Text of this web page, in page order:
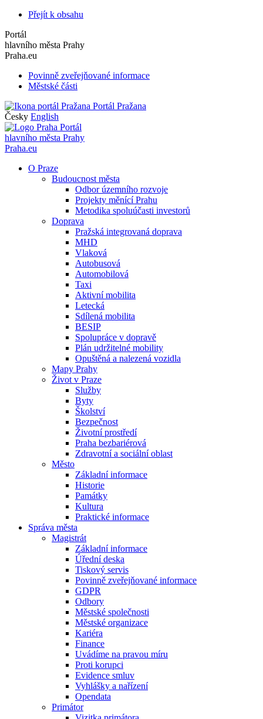
Přejít k obsahu
Portál
hlavního města Prahy
Praha.eu
Povinně zveřejňované informace
Městské části
Portál Pražana
Česky English
Portál
hlavního města Prahy
Praha.eu
O Praze
Budoucnost města
Odbor územního rozvoje
Projekty měnící Prahu
Metodika spoluúčasti investorů
Doprava
Pražská integrovaná doprava
MHD
Vlaková
Autobusová
Automobilová
Taxi
Aktivní mobilita
Letecká
Sdílená mobilita
BESIP
Spolupráce v dopravě
Plán udržitelné mobility
Opuštěná a nalezená vozidla
Mapy Prahy
Život v Praze
Služby
Byty
Školství
Bezpečnost
Životní prostředí
Praha bezbariérová
Zdravotní a sociální oblast
Město
Základní informace
Historie
Památky
Kultura
Praktické informace
Správa města
Magistrát
Základní informace
Úřední deska
Tiskový servis
Povinně zveřejňované informace
GDPR
Odbory
Městské společnosti
Městské organizace
Kariéra
Finance
Uvádíme na pravou míru
Proti korupci
Evidence smluv
Vyhlášky a nařízení
Opendata
Primátor